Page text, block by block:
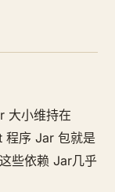
大小维持在
程序 Jar 包就是
些依赖 Jar几乎